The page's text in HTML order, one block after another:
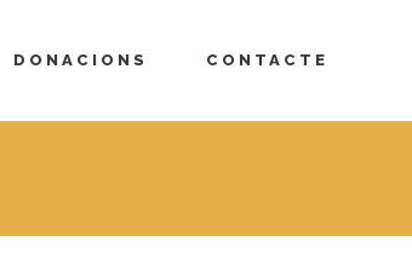
DONACIONS CONTACTE